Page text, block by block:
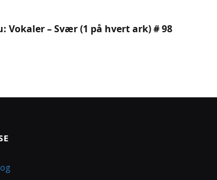
Vokaler – Svær (1 på hvert ark) # 98